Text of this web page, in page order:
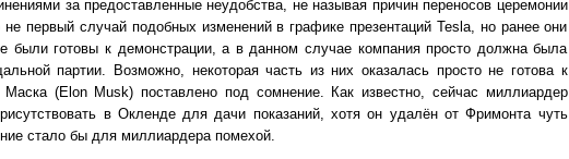
за предоставленные неудобства, не называя причин переносов церемонии
первый случай подобных изменений в графике презентаций Tesla, но ранее они
были готовы к демонстрации, а в данном случае компания просто должна была
партии. Возможно, некоторая часть из них оказалась просто не готова к
(Elon Musk) поставлено под сомнение. Как известно, сейчас миллиардер
в Окленде для дачи показаний, хотя он удалён от Фримонта чуть
стало бы для миллиардера помехой.